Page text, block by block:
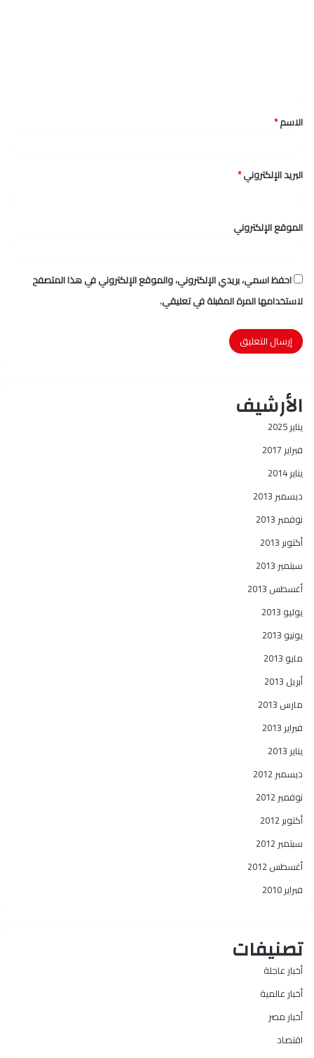
*
الاسم*
البريد الإلكتروني*
الموقع الإلكتروني
احفظ اسمي، بريدي الإلكتروني، والموقع الإلكتروني في هذا المتصفح
لاستخدامها المرة المقبلة في تعليقي.
الأرشيف
يناير 2025
فبراير 2017
يناير 2014
ديسمبر 2013
نوفمبر 2013
أكتوبر 2013
سبتمبر 2013
أغسطس 2013
يوليو 2013
يونيو 2013
مايو 2013
أبريل 2013
مارس 2013
فبراير 2013
يناير 2013
ديسمبر 2012
نوفمبر 2012
أكتوبر 2012
سبتمبر 2012
أغسطس 2012
فبراير 2010
تصنيفات
أخبار عاجلة
أخبار عالمية
أخبار مصر
اقتصاد